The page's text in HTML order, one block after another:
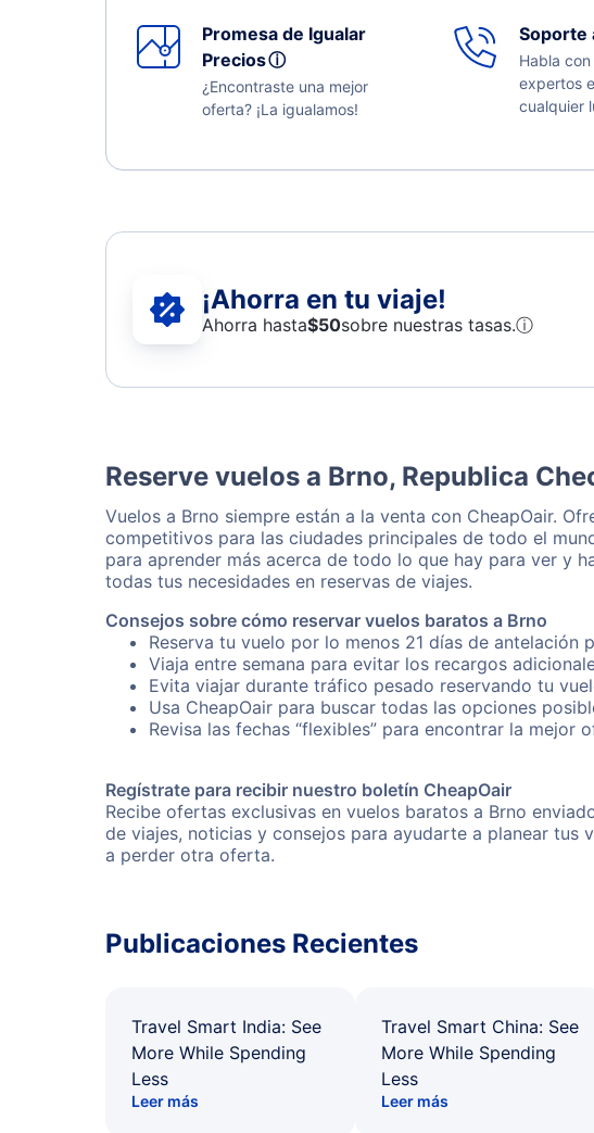
Promesa de Igualar
Preciosⓘ
¿Encontraste una mejor
oferta? ¡La igualamos!
Soporte
Habla
expertos
cualquier
¡Ahorra en tu viaje!
Ahorra hasta$50sobre nuestras tasas.ⓘ
Reserve vuelos a Brno, Republica
Vuelos a Brno siempre están a la venta con CheapOair.
competitivos para las ciudades principales de todo el
para aprender más acerca de todo lo que hay para ver y
todas tus necesidades en reservas de viajes.
Consejos sobre cómo reservar vuelos baratos a Brno
Reserva tu vuelo por lo menos 21 días de antelación
Viaja entre semana para evitar los recargos
Evita viajar durante tráfico pesado reservando tu
Usa CheapOair para buscar todas las opciones
Revisa las fechas “flexibles” para encontrar la mejor
Regístrate para recibir nuestro boletín CheapOair
Recibe ofertas exclusivas en vuelos baratos a Brno
de viajes, noticias y consejos para ayudarte a planear tus
a perder otra oferta.
Publicaciones Recientes
Travel Smart India: See
More While Spending
Less
Leer más
Travel Smart China: See
More While Spending
Less
Leer más